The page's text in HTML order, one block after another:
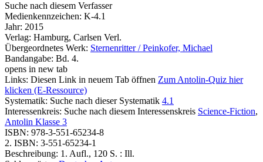
Suche nach diesem Verfasser
Medienkennzeichen: K-4.1
Jahr: 2015
Verlag: Hamburg, Carlsen Verl.
Übergeordnetes Werk: Sternenritter / Peinkofer, Michael
Bandangabe: Bd. 4.
opens in new tab
Links: Diesen Link in neuem Tab öffnen Zum Antolin-Quiz hier
klicken (E-Ressource)
Systematik: Suche nach dieser Systematik 4.1
Interessenkreis: Suche nach diesem Interessenskreis Science-Fiction,
Antolin Klasse 3
ISBN: 978-3-551-65234-8
2. ISBN: 3-551-65234-1
Beschreibung: 1. Aufl., 120 S. : Ill.